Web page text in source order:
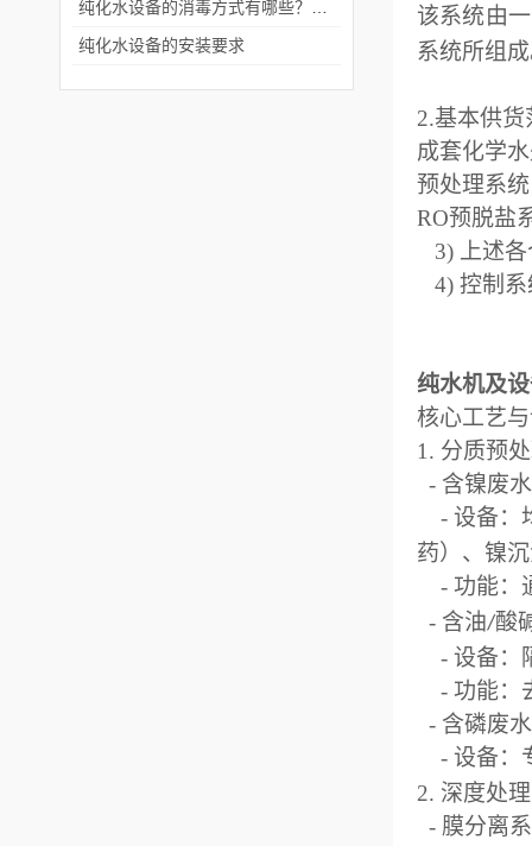
纯化水设备的安装要求
该系统由
系统所组
2.基本供货
成套化学
预处理系统
RO预脱盐
3)
上述
4) 控制系
纯水机及
核心工艺
1. 分质预
- 含镍废
- 设备：
药）、镍
- 功能：
- 含油/酸
- 设备：
- 功能：
- 含磷废
- 设备：
2. 深度处
- 膜分离